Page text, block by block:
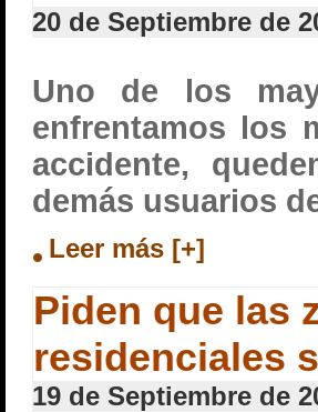
20 de Septiembre de
Uno de los
enfrentamos los
accidente,
demás usuarios
Leer más [+]
Piden que las
residenciales
19 de Septiembre de